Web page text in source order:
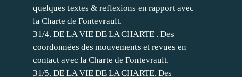
quelques textes & reflexions en rapport avec
la Charte de Fontevrault.
31/4. DE LA VIE DE LA CHARTE . Des
coordonnées des mouvements et revues en
contact avec la Charte de Fontevrault.
31/5. DE LA VIE DE LA CHARTE. Des